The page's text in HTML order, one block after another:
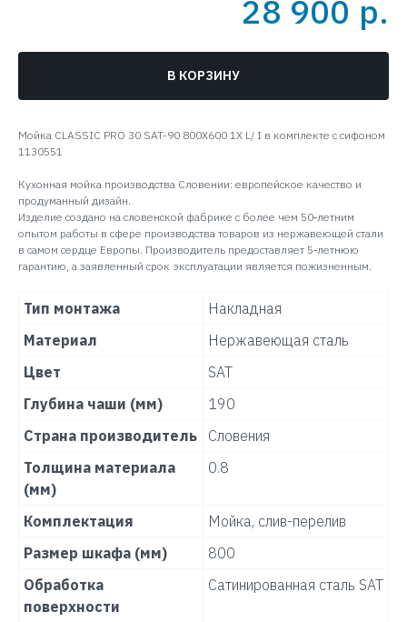
28 900 р.
В КОРЗИНУ
Мойка CLASSIC PRO 30 SAT-90 800X600 1X L/ I в комплекте с сифоном
1130551
Кухонная мойка производства Словении: европейское качество и
продуманный дизайн.
Изделие создано на словенской фабрике с более чем 50‑летним
опытом работы в сфере производства товаров из нержавеющей стали
в самом сердце Европы. Производитель предоставляет 5‑летнюю
гарантию, а заявленный срок эксплуатации является пожизненным.
Тип монтажа
Накладная
Материал
Нержавеющая сталь
Цвет
SAT
Глубина чаши (мм)
190
Страна производитель
Словения
Толщина материала
(мм)
0.8
Комплектация
Мойка, слив-перелив
Размер шкафа (мм)
800
Обработка
поверхности
Сатинированная сталь SAT